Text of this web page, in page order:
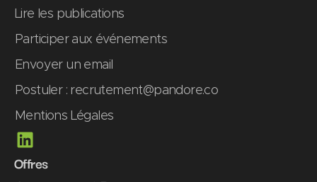
Lire les publications
Participer aux événements
Envoyer un email
Postuler : recrutement@pandore.co
Mentions Légales
L
i
n
Offres